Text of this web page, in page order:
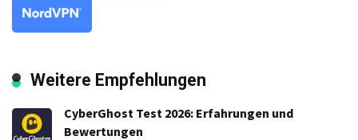
Weitere Empfehlungen
CyberGhost Test 2026: Erfahrungen und
Bewertungen